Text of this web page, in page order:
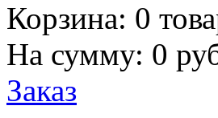
Корзина: 0
На сумму: 0
Заказ